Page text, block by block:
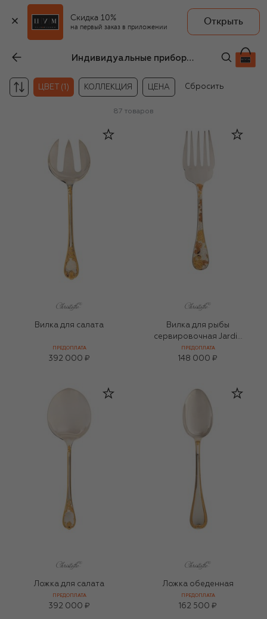
Скидка 10%
на первый заказ в приложении
Открыть
Индивидуальные приборы серебряного цвета
ЦВЕТ (1) КОЛЛЕКЦИЯ ЦЕНА Сбросить
87 товаров
Вилка для салата
ПРЕДОПЛАТА
392 000 ₽
Вилка для рыбы
сервировочная Jardin
d'Eden
ПРЕДОПЛАТА
148 000 ₽
Ложка для салата
ПРЕДОПЛАТА
392 000 ₽
Ложка обеденная
ПРЕДОПЛАТА
162 500 ₽